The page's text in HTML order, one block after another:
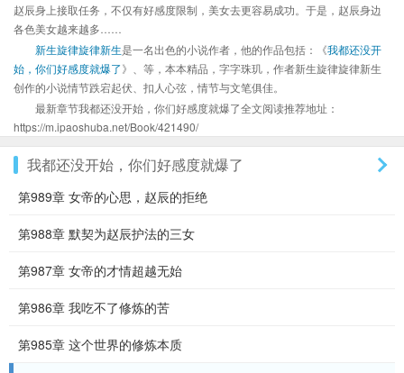
赵辰身上接取任务，不仅有好感度限制，美女去更容易成功。于是，赵辰身边
各色美女越来越多……
新生旋律旋律新生是一名出色的小说作者，他的作品包括：《我都还没开
始，你们好感度就爆了》、等，本本精品，字字珠玑，作者新生旋律旋律新生
创作的小说情节跌宕起伏、扣人心弦，情节与文笔俱佳。
最新章节我都还没开始，你们好感度就爆了全文阅读推荐地址：
https://m.ipaoshuba.net/Book/421490/
我都还没开始，你们好感度就爆了
第989章 女帝的心思，赵辰的拒绝
第988章 默契为赵辰护法的三女
第987章 女帝的才情超越无始
第986章 我吃不了修炼的苦
第985章 这个世界的修炼本质